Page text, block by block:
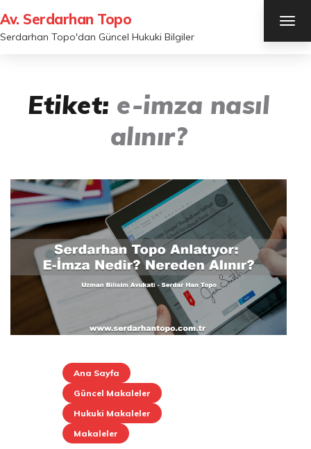
Av. Serdarhan Topo
Serdarhan Topo'dan Güncel Hukuki Bilgiler
Etiket: e-imza nasıl
alınır?
Ana Sayfa
Güncel Makaleler
Hukuki Makaleler
Makaleler